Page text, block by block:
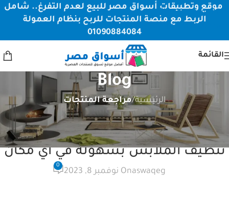
Skip to navigation
Skip to main content
موقع وتطبيقات أسواق مصر للبيع لعدم التفرغ.. شامل
الربط مع منصة المنتجات للربح بنظام العمولة
01090884084
القائمة
Blog
الرئيسية/مراجعة المنتجات
مراجعة المنتجات
غسالة صغيرة متنقلة Turbine Wash –
تنظيف الملابس بسهولة في أي مكان
aswaqegOn نوفمبر 8, 2023
0